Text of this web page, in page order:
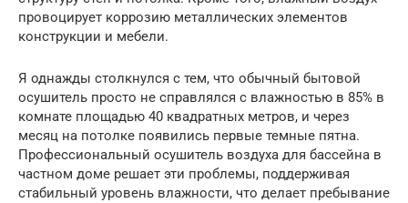
провоцирует коррозию металлических элементов
конструкции и мебели.
Я однажды столкнулся с тем, что обычный бытовой
осушитель просто не справлялся с влажностью в 85% в
комнате площадью 40 квадратных метров, и через
месяц на потолке появились первые темные пятна.
Профессиональный осушитель воздуха для бассейна в
частном доме решает эти проблемы, поддерживая
стабильный уровень влажности, что делает пребывание